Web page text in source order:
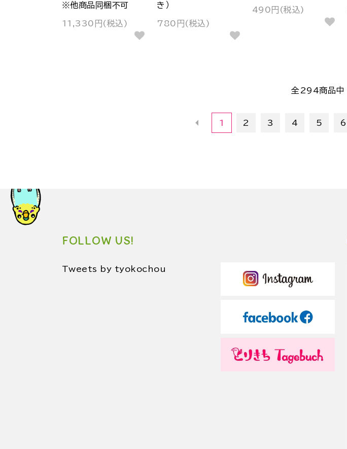
※他商品同梱不可
11,330円(税込)
き）
780円(税込)
490円(税込)
全294商品中
1 2 3 4 5 6
FOLLOW US!
Tweets by tyokochou